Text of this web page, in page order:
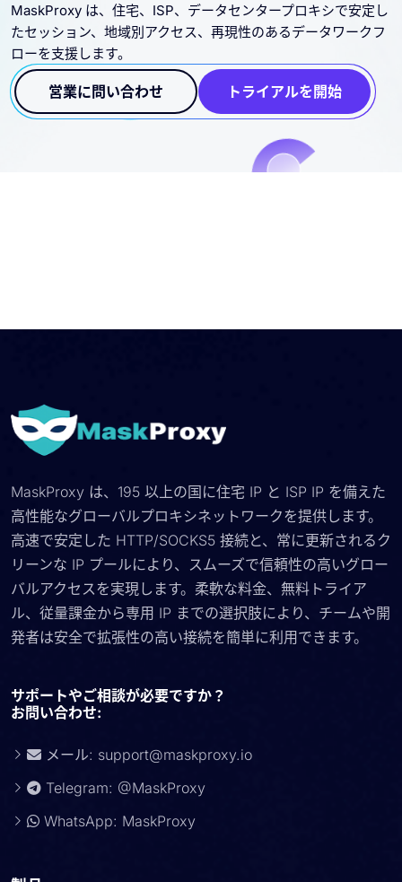
たセッション、地域別アクセス、再現性のあるデータワークフ
ローを支援します。
営業に問い合わせ トライアルを開始
MaskProxy は、195 以上の国に住宅 IP と ISP IP を備えた
高性能なグローバルプロキシネットワークを提供します。
高速で安定した HTTP/SOCKS5 接続と、常に更新されるク
リーンな IP プールにより、スムーズで信頼性の高いグロー
バルアクセスを実現します。柔軟な料金、無料トライア
ル、従量課金から専用 IP までの選択肢により、チームや開
発者は安全で拡張性の高い接続を簡単に利用できます。
サポートやご相談が必要ですか？
お問い合わせ:
メール: support@maskproxy.io
Telegram: @MaskProxy
WhatsApp: MaskProxy